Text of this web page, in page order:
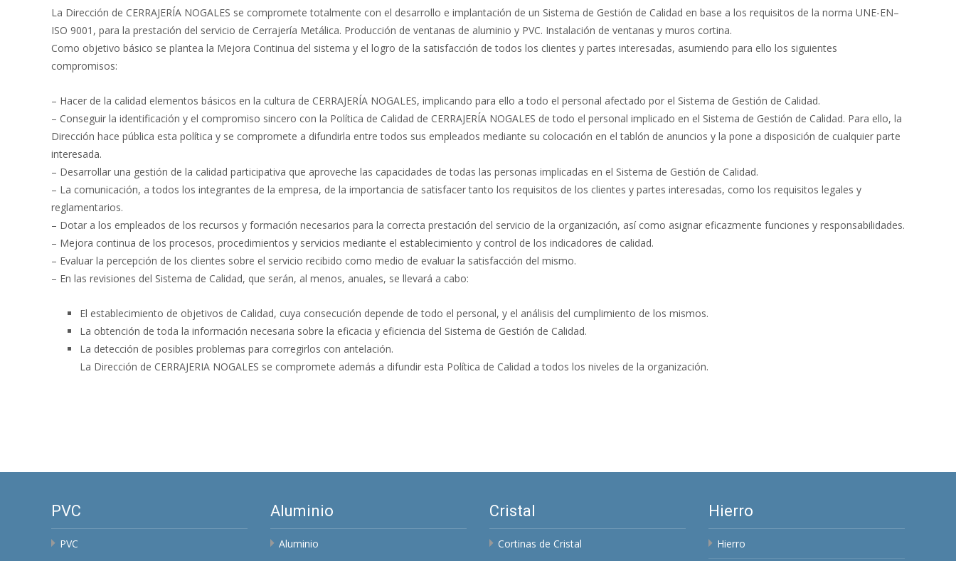
La Dirección de CERRAJERÍA NOGALES se compromete totalmente con el desarrollo e implantación de un Sistema de Gestión de Calidad en base a los requisitos de la norma UNE-EN–
ISO 9001, para la prestación del servicio de Cerrajería Metálica. Producción de ventanas de aluminio y PVC. Instalación de ventanas y muros cortina.
Como objetivo básico se plantea la Mejora Continua del sistema y el logro de la satisfacción de todos los clientes y partes interesadas, asumiendo para ello los siguientes
compromisos:
– Hacer de la calidad elementos básicos en la cultura de CERRAJERÍA NOGALES, implicando para ello a todo el personal afectado por el Sistema de Gestión de Calidad.
– Conseguir la identificación y el compromiso sincero con la Política de Calidad de CERRAJERÍA NOGALES de todo el personal implicado en el Sistema de Gestión de Calidad. Para ello, la
Dirección hace pública esta política y se compromete a difundirla entre todos sus empleados mediante su colocación en el tablón de anuncios y la pone a disposición de cualquier parte
interesada.
– Desarrollar una gestión de la calidad participativa que aproveche las capacidades de todas las personas implicadas en el Sistema de Gestión de Calidad.
– La comunicación, a todos los integrantes de la empresa, de la importancia de satisfacer tanto los requisitos de los clientes y partes interesadas, como los requisitos legales y
reglamentarios.
– Dotar a los empleados de los recursos y formación necesarios para la correcta prestación del servicio de la organización, así como asignar eficazmente funciones y responsabilidades.
– Mejora continua de los procesos, procedimientos y servicios mediante el establecimiento y control de los indicadores de calidad.
– Evaluar la percepción de los clientes sobre el servicio recibido como medio de evaluar la satisfacción del mismo.
– En las revisiones del Sistema de Calidad, que serán, al menos, anuales, se llevará a cabo:
El establecimiento de objetivos de Calidad, cuya consecución depende de todo el personal, y el análisis del cumplimiento de los mismos.
La obtención de toda la información necesaria sobre la eficacia y eficiencia del Sistema de Gestión de Calidad.
La detección de posibles problemas para corregirlos con antelación.
La Dirección de CERRAJERIA NOGALES se compromete además a difundir esta Política de Calidad a todos los niveles de la organización.
PVC
PVC
Aluminio
Aluminio
Cristal
Cortinas de Cristal
Hierro
Hierro